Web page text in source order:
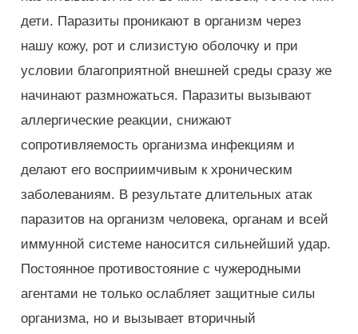
дети. Паразиты проникают в организм через
нашу кожу, рот и слизистую оболочку и при
условии благоприятной внешней среды сразу же
начинают размножаться. Паразиты вызывают
аллергические реакции, снижают
сопротивляемость организма инфекциям и
делают его восприимчивым к хроническим
заболеваниям. В результате длительных атак
паразитов на организм человека, органам и всей
иммунной системе наносится сильнейший удар.
Постоянное противостояние с чужеродными
агентами не только ослабляет защитные силы
организма, но и вызывает вторичный